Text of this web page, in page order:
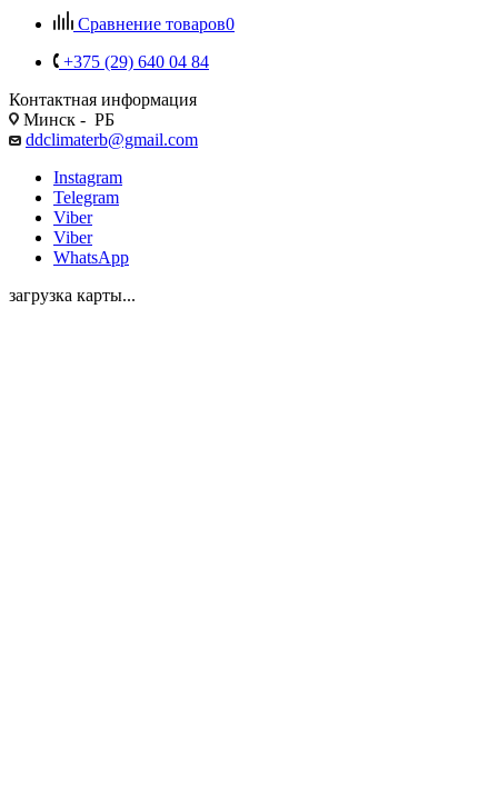
Сравнение товаров0
+375 (29) 640 04 84
Контактная информация
Минск - РБ
ddclimaterb@gmail.com
Instagram
Telegram
Viber
Viber
WhatsApp
загрузка карты...